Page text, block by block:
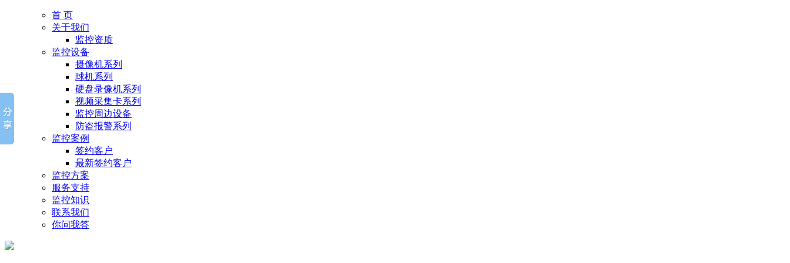
首 页
关于我们
监控资质
监控设备
摄像机系列
球机系列
硬盘录像机系列
视频采集卡系列
监控周边设备
防盗报警系列
监控案例
签约客户
最新签约客户
监控方案
服务支持
监控知识
联系我们
你问我答